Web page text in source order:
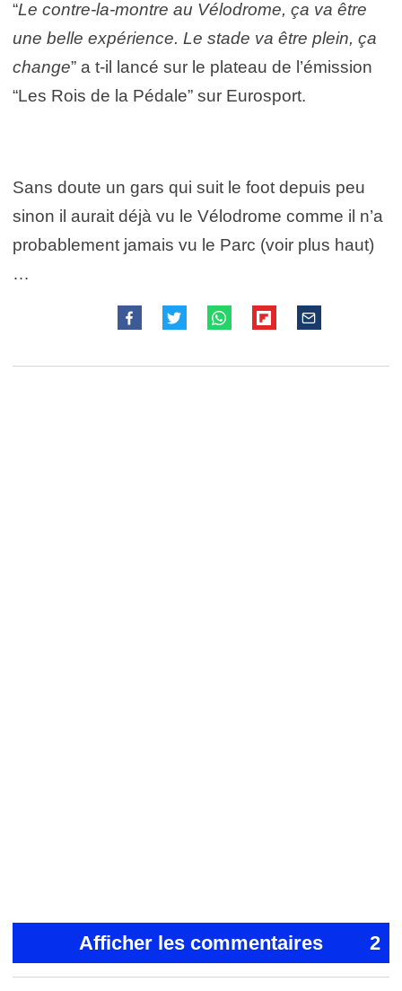
“Le contre-la-montre au Vélodrome, ça va être
une belle expérience. Le stade va être plein, ça
change” a t-il lancé sur le plateau de l’émission
“Les Rois de la Pédale” sur Eurosport.
Sans doute un gars qui suit le foot depuis peu
sinon il aurait déjà vu le Vélodrome comme il n’a
probablement jamais vu le Parc (voir plus haut)
…
Afficher les commentaires 2